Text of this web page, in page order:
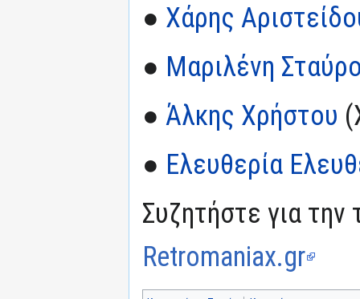
● Χάρης
● Μαριλένη
● Άλκης Χρήστου
● Ελευθερία
Συζητήστε για την
Retromaniax.gr